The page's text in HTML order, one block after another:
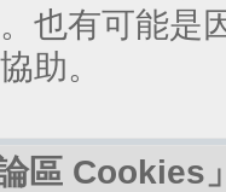
也有可能是
助。
區 Cookies